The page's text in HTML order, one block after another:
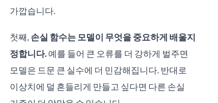
가깝습니다.
첫째, 손실 함수는 모델이 무엇을 중요하게 배울지
정합니다.예를 들어 큰 오류를 더 강하게 벌주면
모델은 드문 큰 실수에 더 민감해집니다. 반대로
이상치에 덜 흔들리게 만들고 싶다면 다른 손실